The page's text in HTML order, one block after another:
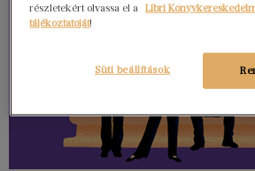
részletekért olvassa el a
Libri
tájékoztatóját!
Süti beállítások